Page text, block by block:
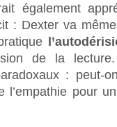
également
: Dexter va
de la
: peut-
l’empathie pour